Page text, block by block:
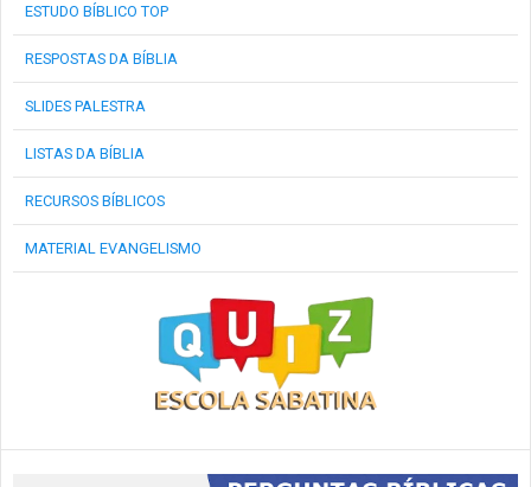
ESTUDO BÍBLICO TOP
RESPOSTAS DA BÍBLIA
SLIDES PALESTRA
LISTAS DA BÍBLIA
RECURSOS BÍBLICOS
MATERIAL EVANGELISMO